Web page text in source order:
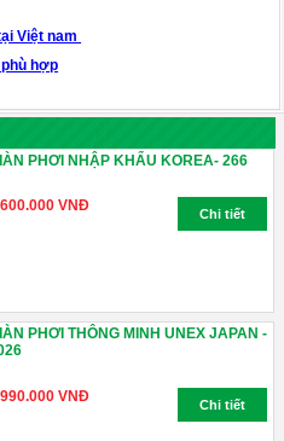
Việt nam
hợp
PHƠI NHẬP KHẨU KOREA- 266
VNĐ Chi tiết
PHƠI THÔNG MINH UNEX JAPAN -
VNĐ Chi tiết